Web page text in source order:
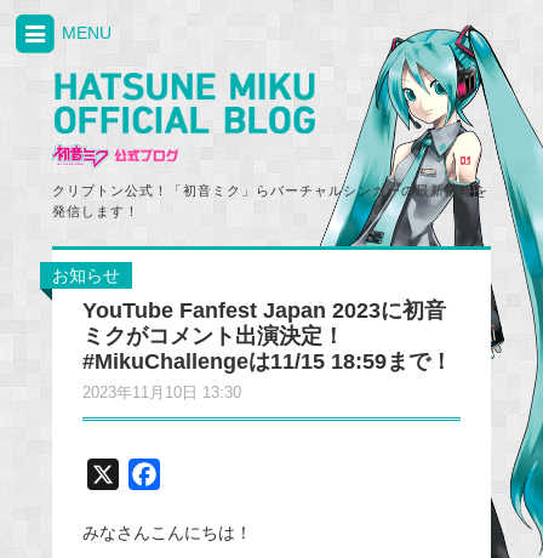
クリプトン公式！「初音ミク」らバーチャルシンガーの最新情報を
発信します！
MENU
お知らせ
YouTube Fanfest Japan 2023に初音
ミクがコメント出演決定！
#MikuChallengeは11/15 18:59まで！
2023年11月10日 13:30
c
みなさんこんにちは！